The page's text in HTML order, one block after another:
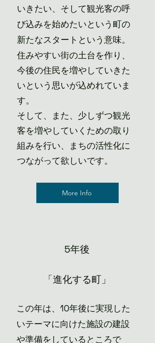
いきたい、そして観光客の呼
び込みを始めたいという町の
新たなスタートという意味。
住みやすい街の土台を作り、
今後の住民を増やしていきた
いという思いが込めれていま
す。
そして、また、少しずつ観光
客を増やしていくための取り
組みを行い、まちの活性化に
つながって欲しいです。
More Info
5年後
「進化する町」
この年は、10年後に実現した
いテーマに向けた施設の建設
や準備をしているところで